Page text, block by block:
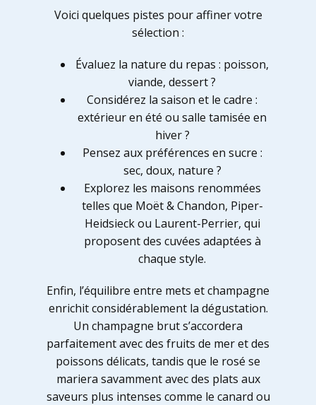
Voici quelques pistes pour affiner votre
sélection :
Évaluez la nature du repas : poisson,
viande, dessert ?
Considérez la saison et le cadre :
extérieur en été ou salle tamisée en
hiver ?
Pensez aux préférences en sucre :
sec, doux, nature ?
Explorez les maisons renommées
telles que Moët & Chandon, Piper-
Heidsieck ou Laurent-Perrier, qui
proposent des cuvées adaptées à
chaque style.
Enfin, l’équilibre entre mets et champagne
enrichit considérablement la dégustation.
Un champagne brut s’accordera
parfaitement avec des fruits de mer et des
poissons délicats, tandis que le rosé se
mariera savamment avec des plats aux
saveurs plus intenses comme le canard ou